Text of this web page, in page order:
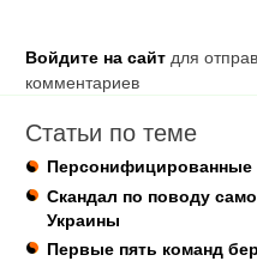
Войдите на сайт для
комментариев
Статьи по теме
Персонифицированные
Скандал по поводу
Украины
Первые пять команд